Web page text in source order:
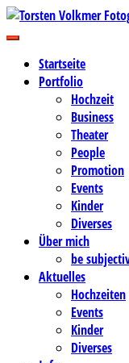
Zum
Inhalt
Torsten
Business-, Portrait- und
Startseite
Portfolio
Hochzeit
Business
Theater
People
Promotion
Events
Kinder
Diverses
Über mich
be
Aktuelles
Hochzeiten
Events
Kinder
Diverses